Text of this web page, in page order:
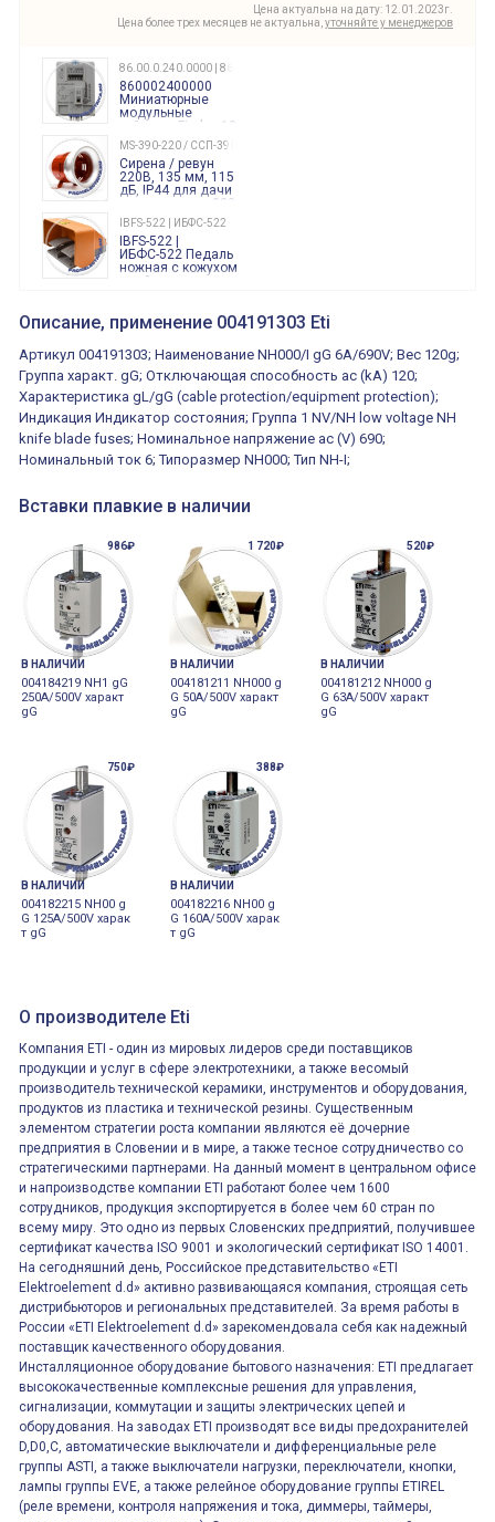
Цена актуальна на дату: 12.01.2023г.
Цена более трех месяцев не актуальна, уточняйте у менеджеров
86.00.0.240.0000 | 860002400000
860002400000
Миниатюрные
модульные
таймеры Finder, 12-
240 Вольт AC/DC
Finder
86.00.0.240.0000
MS-390-220 / ССП-390 220В
Сирена / ревун
220В, 135 мм, 115
дБ, IP44 для дачи
производства 220
Вольт звук ситены
"пожарная
тревога"
IBFS-522 | ИБФС-522
IBFS-522 |
ИБФС-522 Педаль
ножная с кожухом
двойная,
15Ампер 250В
XVR13M05L
Маячок
оранжевый
230VAC 130мм
ВКН8108
ВКН8108
Концевой
выключатель /
выключатель
путевой,
алюминиевый
800202300000С | 80 02 0 230 0000 С
реле времени
0.1cек.-10 дней, 10
Описание, применение 004191303 Eti
Артикул 004191303; Наименование NH000/I gG 6A/690V; Вес 120g;
Группа характ. gG; Отключающая способность ac (kA) 120;
Характеристика gL/gG (cable protection/equipment protection);
Индикация Индикатор состояния; Группа 1 NV/NH low voltage NH
knife blade fuses; Номинальное напряжение ac (V) 690;
Номинальный ток 6; Типоразмер NH000; Тип NH-I;
Вставки плавкие в наличии
986₽
В НАЛИЧИИ
004184219 NH1 gG
250A/500V характ
gG
1 720₽
В НАЛИЧИИ
004181211 NH000 g
G 50A/500V характ
gG
520₽
В НАЛИЧИИ
004181212 NH000 g
G 63A/500V характ
gG
750₽
В НАЛИЧИИ
004182215 NH00 g
G 125A/500V харак
т gG
388₽
В НАЛИЧИИ
004182216 NH00 g
G 160A/500V харак
т gG
О производителе Eti
Компания ETI - один из мировых лидеров среди поставщиков
продукции и услуг в сфере электротехники, а также весомый
производитель технической керамики, инструментов и оборудования,
продуктов из пластика и технической резины. Существенным
элементом стратегии роста компании являются её дочерние
предприятия в Словении и в мире, а также тесное сотрудничество со
стратегическими партнерами. На данный момент в центральном офисе
и напроизводстве компании ETI работают более чем 1600
сотрудников, продукция экспортируется в более чем 60 стран по
всему миру. Это одно из первых Словенских предприятий, получившее
сертификат качества ISO 9001 и экологический сертификат ISO 14001.
На сегодняшний день, Российское представительство «ETI
Elektroelement d.d» активно развивающаяся компания, строящая сеть
дистрибьюторов и региональных представителей. За время работы в
России «ETI Elektroelement d.d» зарекомендовала себя как надежный
поставщик качественного оборудования.
Инсталляционное оборудование бытового назначения: ETI предлагает
высококачественные комплексные решения для управления,
сигнализации, коммутации и защиты электрических цепей и
оборудования. На заводах ETI производят все виды предохранителей
D,D0,C, автоматические выключатели и дифференциальные реле
группы ASTI, а также выключатели нагрузки, переключатели, кнопки,
лампы группы EVE, а также релейное оборудование группы ETIREL
(реле времени, контроля напряжения и тока, диммеры, таймеры,